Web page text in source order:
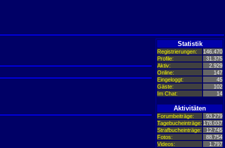
Statistik
Registrierungen:
146.470
Profile:
31.375
Aktiv:
2.929
Online:
147
Eingeloggt:
45
Gäste:
102
Im Chat:
14
Aktivitäten
Forumbeiträge:
93.279
Tagebucheinträge: 178.037
Strafbucheinträge:
12.745
Fotos:
88.754
Videos:
1.797